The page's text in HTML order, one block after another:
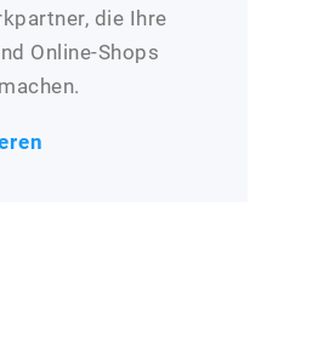
die Ihre
Online-Shops